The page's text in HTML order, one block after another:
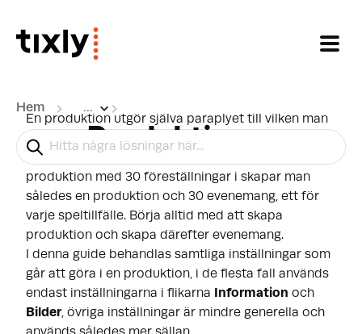
Hem ...
Produktioner
En produktion utgör själva paraplyet till vilken man
sedan kopplar
evenemang där evenemanget utgör
föreställningens specifika datum. Har man en
produktion med 30 föreställningar i skapar man
således en produktion och 30 evenemang, ett för
varje speltillfälle. Börja alltid med att skapa
produktion och skapa därefter evenemang.
I denna guide behandlas samtliga inställningar som
går att göra i en produktion, i de flesta fall används
endast inställningarna i flikarna
Information och
Bilder, övriga inställningar är mindre generella och